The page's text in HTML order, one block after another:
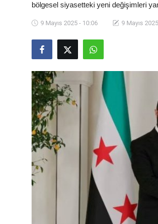
İletişim
Türkçe Kurdi
bölgesel siyasetteki yeni değişimleri
9 Mayıs 2025 - 10:06 9 Mayıs